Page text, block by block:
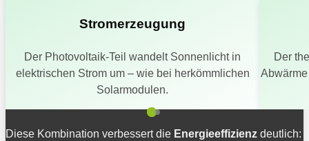
Stromerzeugung
Der Photovoltaik-Teil wandelt Sonnenlicht in
elektrischen Strom um – wie bei herkömmlichen
Solarmodulen.
Der
Diese Kombination verbessert die Energieeffizienz deutlich: